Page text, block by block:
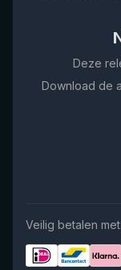
Deze
Download de
Veilig betalen met: